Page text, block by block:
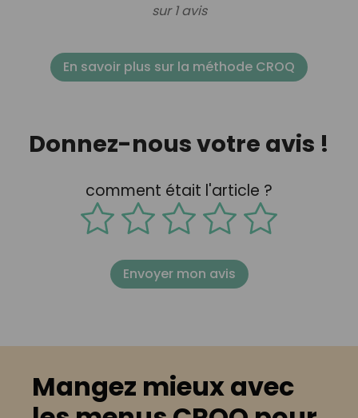
sur 1 avis
En savoir plus sur la méthode CROQ
Donnez-nous votre avis !
comment était l'article ?
Envoyer mon avis
Mangez mieux avec